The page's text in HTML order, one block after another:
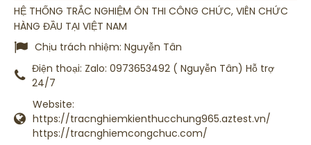
HỆ THỐNG TRẮC NGHIỆM ÔN THI CÔNG CHỨC, VIÊN CHỨC
HÀNG ĐẦU TẠI VIỆT NAM
Chịu trách nhiệm: Nguyễn Tân
Điện thoại: Zalo: 0973653492 ( Nguyễn Tân) Hỗ trợ
24/7
Website:
https://tracnghiemkienthucchung965.aztest.vn/
https://tracnghiemcongchuc.com/